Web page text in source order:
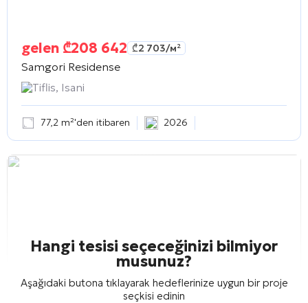
gelen ₾208 642 ₾2 703/м²
Samgori Residense
Tiflis, Isani
77,2 m²'den itibaren 2026
Hangi tesisi seçeceğinizi bilmiyor
musunuz?
Aşağıdaki butona tıklayarak hedeflerinize uygun bir proje
seçkisi edinin